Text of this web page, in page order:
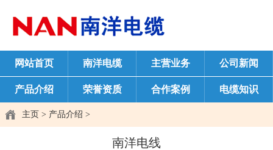
网站首页 南洋电缆 主营业务 公司新闻
产品介绍 荣誉资质 合作案例 电缆知识
主页 > 产品介绍 >
南洋电线